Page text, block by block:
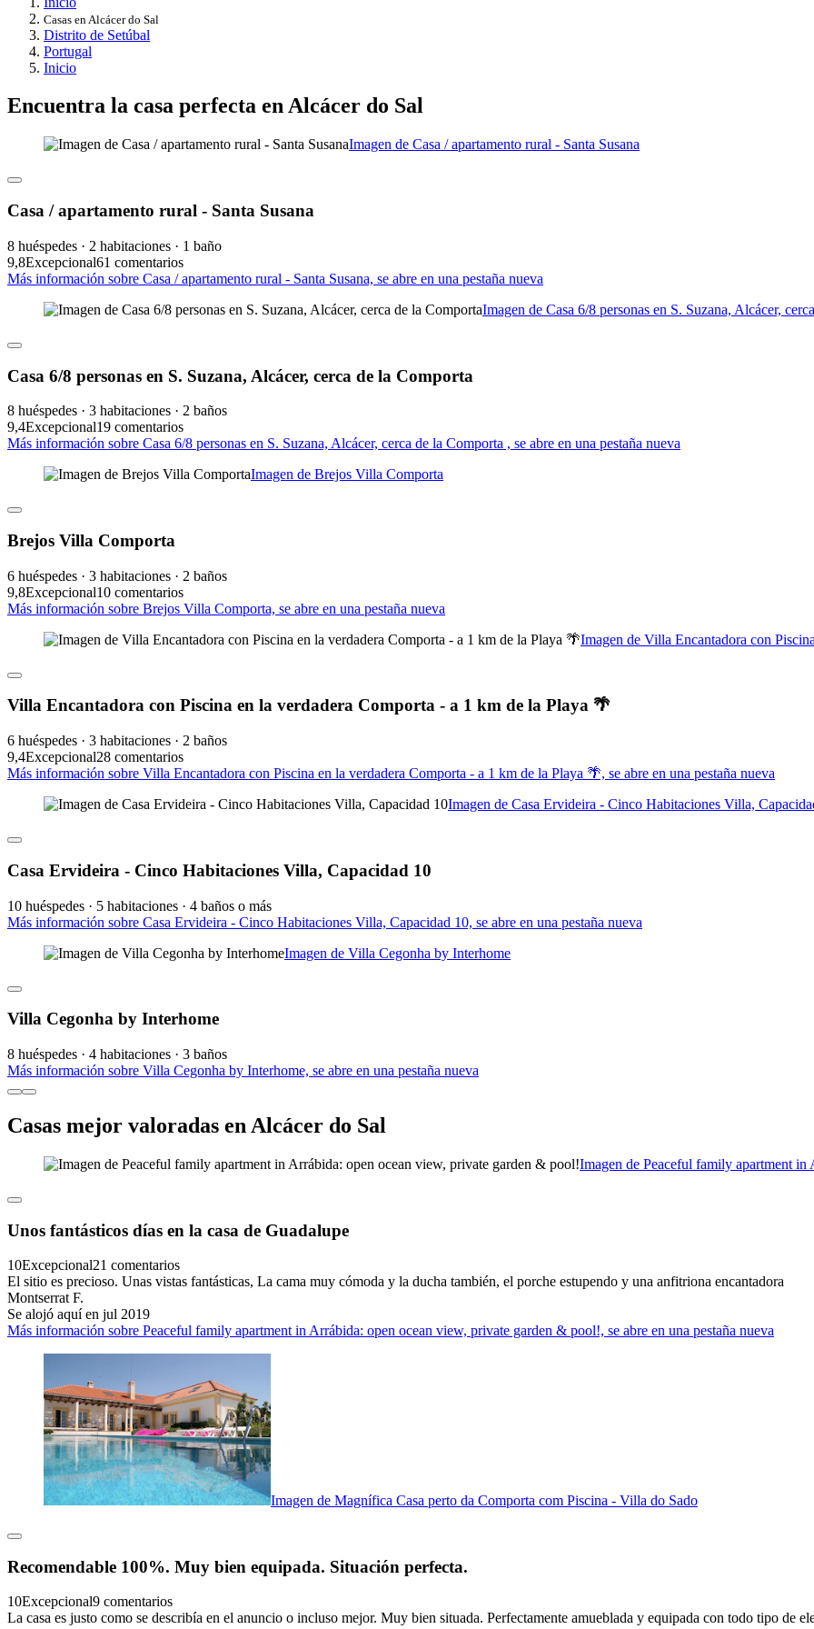
Casas en Alcácer do Sal
Distrito de Setúbal
Portugal
Inicio
Encuentra la casa perfecta en Alcácer do Sal
Imagen de Casa / apartamento rural - Santa Susana
Casa / apartamento rural - Santa Susana
8 huéspedes · 2 habitaciones · 1 baño
9,8Excepcional61 comentarios
Más información sobre Casa / apartamento rural - Santa Susana, se abre en una pestaña nueva
Imagen de Casa 6/8 personas en S. Suzana, Alcácer,
Casa 6/8 personas en S. Suzana, Alcácer, cerca de la Comporta
8 huéspedes · 3 habitaciones · 2 baños
9,4Excepcional19 comentarios
Más información sobre Casa 6/8 personas en S. Suzana, Alcácer, cerca de la Comporta , se abre en una pestaña nueva
Imagen de Brejos Villa Comporta
Brejos Villa Comporta
6 huéspedes · 3 habitaciones · 2 baños
9,8Excepcional10 comentarios
Más información sobre Brejos Villa Comporta, se abre en una pestaña nueva
Imagen de Villa Encantadora con
Villa Encantadora con Piscina en la verdadera Comporta - a 1 km de la Playa 🌴
6 huéspedes · 3 habitaciones · 2 baños
9,4Excepcional28 comentarios
Más información sobre Villa Encantadora con Piscina en la verdadera Comporta - a 1 km de la Playa 🌴, se abre en una pestaña nueva
Imagen de Casa Ervideira - Cinco Habitaciones Villa,
Casa Ervideira - Cinco Habitaciones Villa, Capacidad 10
10 huéspedes · 5 habitaciones · 4 baños o más
Más información sobre Casa Ervideira - Cinco Habitaciones Villa, Capacidad 10, se abre en una pestaña nueva
Imagen de Villa Cegonha by Interhome
Villa Cegonha by Interhome
8 huéspedes · 4 habitaciones · 3 baños
Más información sobre Villa Cegonha by Interhome, se abre en una pestaña nueva
Casas mejor valoradas en Alcácer do Sal
Imagen de Peaceful family apartment
Unos fantásticos días en la casa de Guadalupe
10Excepcional21 comentarios
El sitio es precioso. Unas vistas fantásticas, La cama muy cómoda y la ducha también, el porche estupendo y una anfitriona encantadora
Montserrat F.
Se alojó aquí en jul 2019
Más información sobre Peaceful family apartment in Arrábida: open ocean view, private garden & pool!, se abre en una pestaña nueva
Imagen de Magnífica Casa perto da Comporta com Piscina - Villa do Sado
Recomendable 100%. Muy bien equipada. Situación perfecta.
10Excepcional9 comentarios
La casa es justo como se describía en el anuncio o incluso mejor. Muy bien situada. Perfectamente amueblada y equipada con todo tipo de